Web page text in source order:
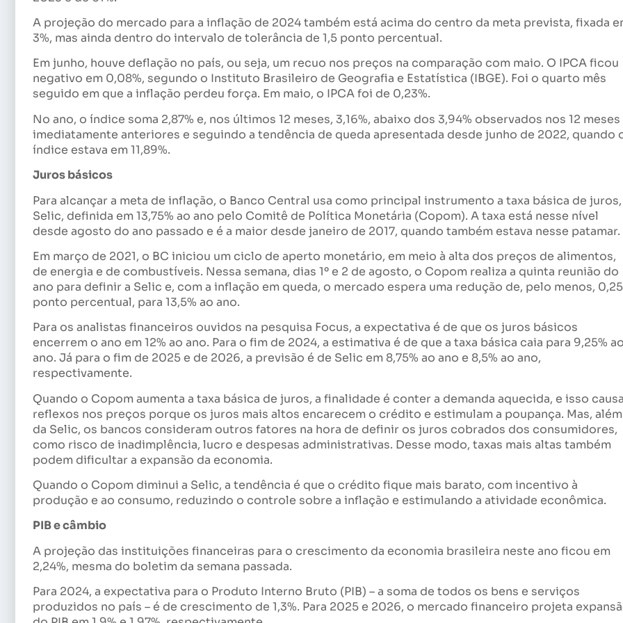
A projeção do mercado para a inflação de 2024 também está acima do centro da meta prevista, fixada
3%, mas ainda dentro do intervalo de tolerância de 1,5 ponto percentual.
Em junho, houve deflação no país, ou seja, um recuo nos preços na comparação com maio. O IPCA ficou
negativo em 0,08%, segundo o Instituto Brasileiro de Geografia e Estatística (IBGE). Foi o quarto mês
seguido em que a inflação perdeu força. Em maio, o IPCA foi de 0,23%.
No ano, o índice soma 2,87% e, nos últimos 12 meses, 3,16%, abaixo dos 3,94% observados nos 12 meses
imediatamente anteriores e seguindo a tendência de queda apresentada desde junho de 2022, quando
índice estava em 11,89%.
Juros básicos
Para alcançar a meta de inflação, o Banco Central usa como principal instrumento a taxa básica de juros,
Selic, definida em 13,75% ao ano pelo Comitê de Política Monetária (Copom). A taxa está nesse nível
desde agosto do ano passado e é a maior desde janeiro de 2017, quando também estava nesse patamar.
Em março de 2021, o BC iniciou um ciclo de aperto monetário, em meio à alta dos preços de alimentos,
de energia e de combustíveis. Nessa semana, dias 1º e 2 de agosto, o Copom realiza a quinta reunião do
ano para definir a Selic e, com a inflação em queda, o mercado espera uma redução de, pelo menos, 0,25
ponto percentual, para 13,5% ao ano.
Para os analistas financeiros ouvidos na pesquisa Focus, a expectativa é de que os juros básicos
encerrem o ano em 12% ao ano. Para o fim de 2024, a estimativa é de que a taxa básica caia para 9,25%
ano. Já para o fim de 2025 e de 2026, a previsão é de Selic em 8,75% ao ano e 8,5% ao ano,
respectivamente.
Quando o Copom aumenta a taxa básica de juros, a finalidade é conter a demanda aquecida, e isso
reflexos nos preços porque os juros mais altos encarecem o crédito e estimulam a poupança. Mas, além
da Selic, os bancos consideram outros fatores na hora de definir os juros cobrados dos consumidores,
como risco de inadimplência, lucro e despesas administrativas. Desse modo, taxas mais altas também
podem dificultar a expansão da economia.
Quando o Copom diminui a Selic, a tendência é que o crédito fique mais barato, com incentivo à
produção e ao consumo, reduzindo o controle sobre a inflação e estimulando a atividade econômica.
PIB e câmbio
A projeção das instituições financeiras para o crescimento da economia brasileira neste ano ficou em
2,24%, mesma do boletim da semana passada.
Para 2024, a expectativa para o Produto Interno Bruto (PIB) – a soma de todos os bens e serviços
produzidos no país – é de crescimento de 1,3%. Para 2025 e 2026, o mercado financeiro projeta